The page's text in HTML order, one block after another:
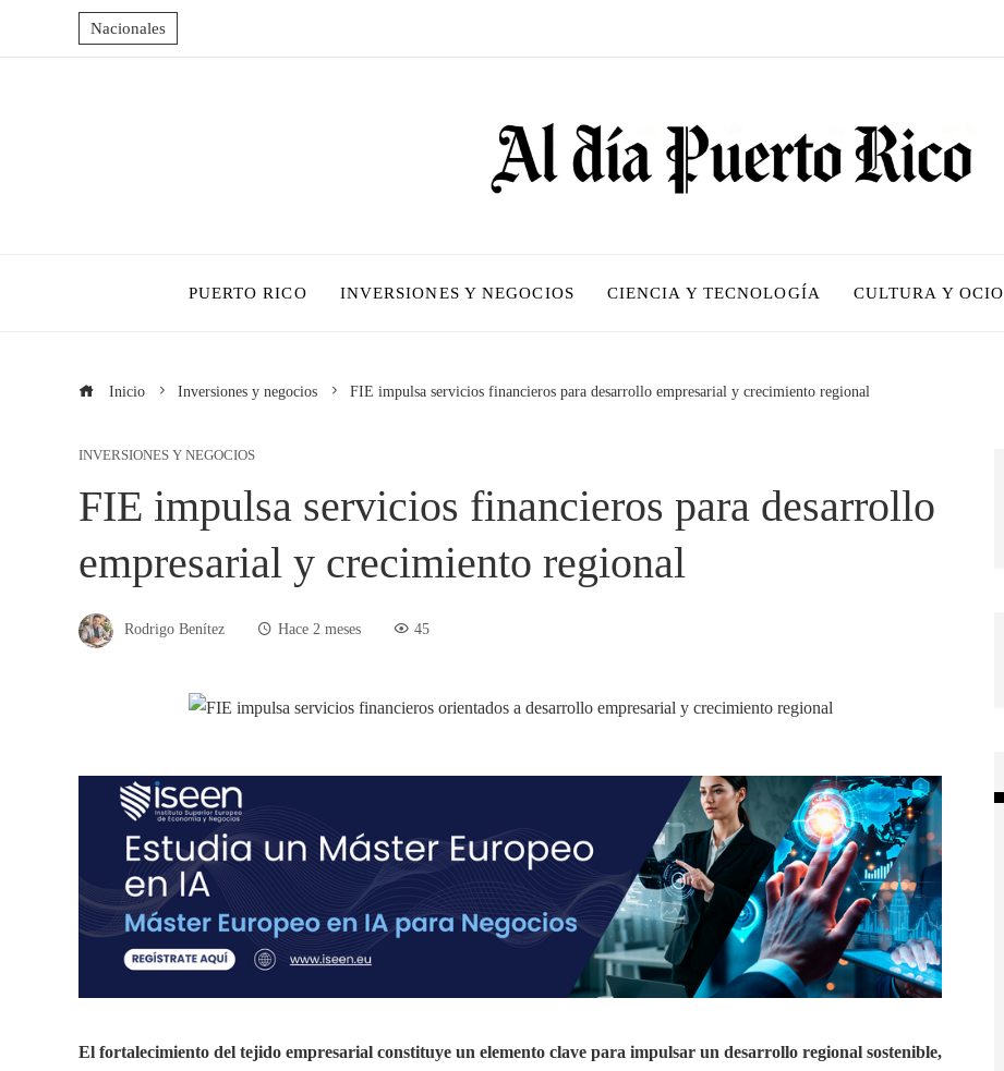
Nacionales
PUERTO RICO INVERSIONES Y NEGOCIOS CIENCIA Y TECNOLOGÍA CULTURA Y OCIO
Inicio Inversiones y negocios FIE impulsa servicios financieros para desarrollo empresarial y crecimiento regional
INVERSIONES Y NEGOCIOS
FIE impulsa servicios financieros para desarrollo
empresarial y crecimiento regional
Rodrigo Benítez Hace 2 meses 45
El fortalecimiento del tejido empresarial constituye un elemento clave para impulsar un desarrollo regional sostenible,